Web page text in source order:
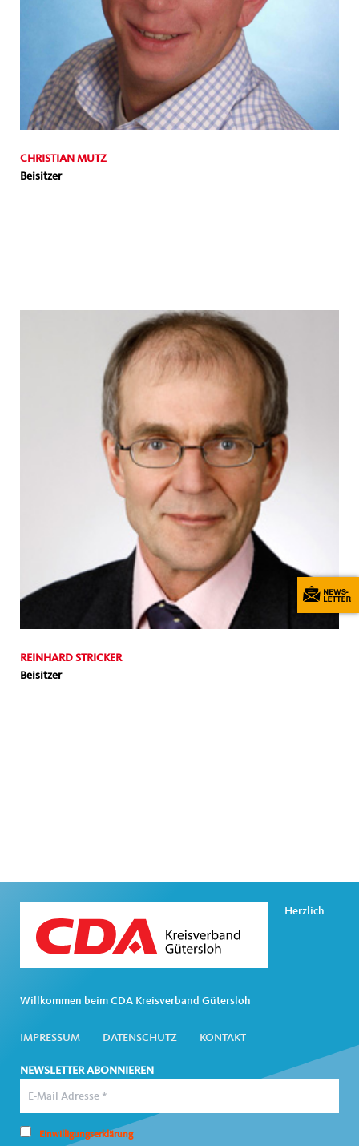
CHRISTIAN MUTZ
Beisitzer
REINHARD STRICKER
Beisitzer
Herzlich
Willkommen beim CDA Kreisverband Gütersloh
IMPRESSUM DATENSCHUTZ KONTAKT
NEWSLETTER ABONNIEREN
Einwilligungserklärung